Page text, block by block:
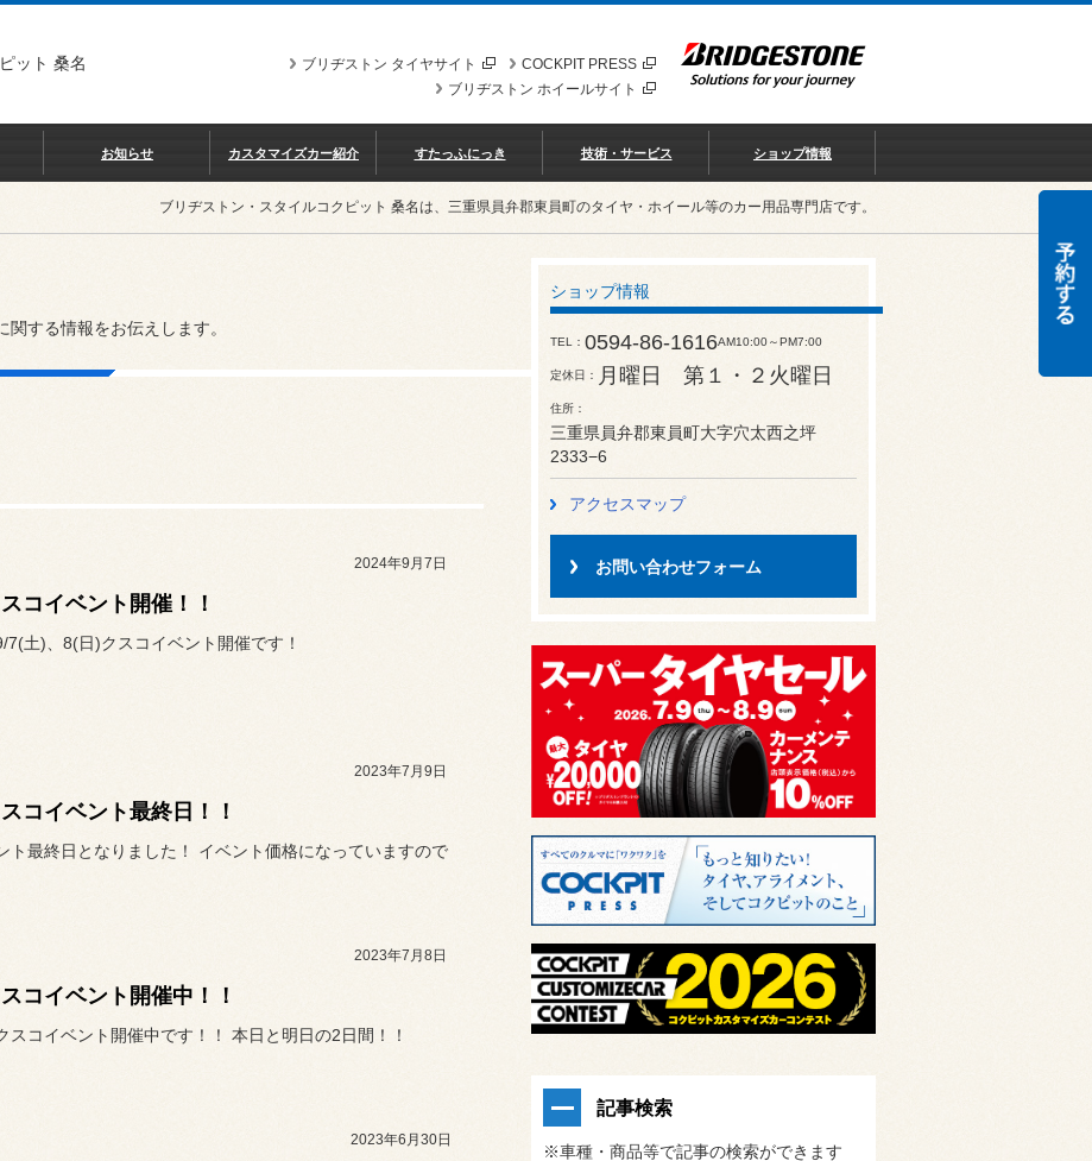
ット 桑名 COCKPIT PRESS
ブリヂストン タイヤサイト
ブリヂストン ホイールサイト
お知らせ カスタマイズカー紹介 すたっふにっき 技術・サービス ショップ情報
ブリヂストン・スタイルコクピット 桑名は、三重県員弁郡東員町のタイヤ・ホイール等のカー用品専門店です。
する情報をお伝えします。
2024年9月7日
コイベント開催！！
7(土)、8(日)クスコイベント開催です！
2023年7月9日
コイベント最終日！！
ト最終日となりました！ イベント価格になっていますので
2023年7月8日
コイベント開催中！！
スコイベント開催中です！！ 本日と明日の2日間！！
2023年6月30日
ショップ情報
TEL 0594-86-1616AM10:00～PM7:00
定休日 月曜日 第１・２火曜日
住所
三重県員弁郡東員町大字穴太西之坪
2333−6
アクセスマップ
お問い合わせフォーム
記事検索
※車種・商品等で記事の検索ができます